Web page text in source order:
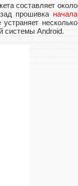
составляет около
прошивка начала
несколько
системы Android.